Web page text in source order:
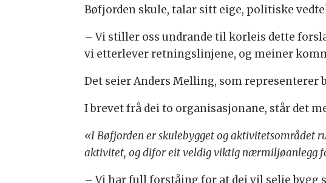
Bøfjorden skule, talar sitt eige, politiske
– Vi stiller oss undrande til korleis dette
vi etterlever retningslinjene, og meiner
Det seier Anders Melling, som representerer
I brevet frå dei to organisasjonane, står det
«I Bøfjorden er skulebygget og aktivitetsområdet
aktivitet, og difor eit veldig viktig nærmiljøanlegg
– Vi har full forståing for at dei vil selje bygg